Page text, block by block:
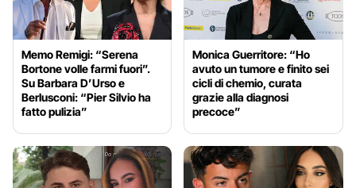
Memo Remigi: “Serena
Bortone volle farmi fuori”.
Su Barbara D’Urso e
Berlusconi: “Pier Silvio ha
fatto pulizia”
Monica Guerritore: “Ho
avuto un tumore e finito sei
cicli di chemio, curata
grazie alla diagnosi
precoce”